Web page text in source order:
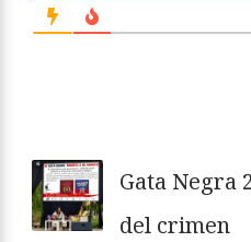
Gata Negra
del crimen